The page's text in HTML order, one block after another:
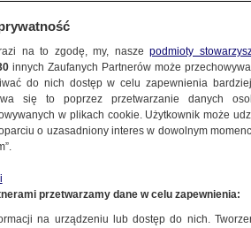
w Wilanowie
projektami
na to zgodę, my, naszepodmioty
innych Zaufanych Partnerów może
do nich dostęp w celu zapewnienia
się to poprzez przetwarzanie danych
w plikach cookie. Użytkownik może
o uzasadniony interes w dowolnym
przetwarzamy dane w celu zapewnienia:
na urządzeniu lub dostęp do nich.